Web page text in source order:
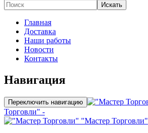
Искать
Главная
Доставка
Наши работы
Новости
Контакты
Навигация
Переключить навигацию
Торговли" -
"Мастер Торговли"